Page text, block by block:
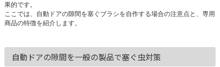
果的です。
ここでは、自動ドアの隙間を塞ぐブラシを自作する場合の注意点と、専用
商品の特徴を紹介します。
自動ドアの隙間を一般の製品で塞ぐ虫対策